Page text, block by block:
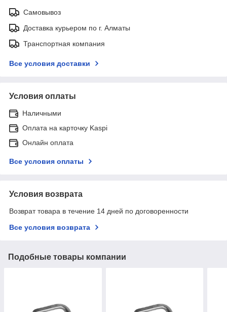
Самовывоз
Доставка курьером по г. Алматы
Транспортная компания
Все условия доставки
Условия оплаты
Наличными
Оплата на карточку Kaspi
Онлайн оплата
Все условия оплаты
Условия возврата
Возврат товара в течение 14 дней по договоренности
Все условия возврата
Подобные товары компании